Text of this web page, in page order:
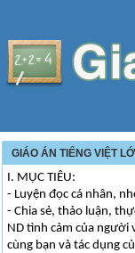
GIÁO ÁN TIẾNG VIỆT
I. MỤC TIÊU:
- Luyện đọc cá nhân,
- Chia sẻ, thảo luận,
ND tình cảm của
cùng bạn và tác dụng